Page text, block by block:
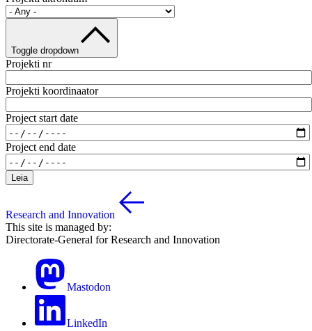
Toggle dropdown
Projekti nr
Projekti koordinaator
Project start date
Project end date
Leia
Research and Innovation
This site is managed by:
Directorate-General for Research and Innovation
Mastodon
LinkedIn